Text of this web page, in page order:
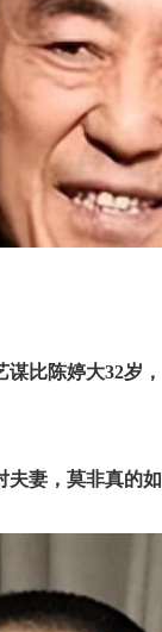
谋比陈婷大32岁
妻，莫非真的